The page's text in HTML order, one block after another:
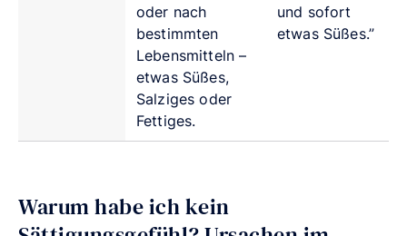
oder nach
bestimmten
Lebensmitteln –
etwas Süßes,
Salziges oder
Fettiges.
und sofort
etwas Süßes.”
Warum habe ich kein